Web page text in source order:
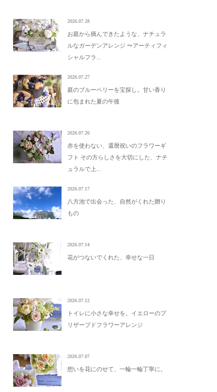
2026.07.28
お庭から摘んできたような、ナチュラ
ルなガーデンアレンジ 〜アーティフィ
シャルフラ...
2026.07.27
庭のブルーベリーを宝探し。甘い香り
に包まれた夏の午後
2026.07.26
赤を使わない、還暦祝いのフラワーギ
フト その方らしさを大切にした、ナチ
ュラルで上...
2026.07.17
八方池で出会った、自然がくれた贈り
もの
2026.07.14
花がつないでくれた、幸せな一日
2026.07.12
トイレに小さな幸せを。イエローのプ
リザーブドフラワーアレンジ
2026.07.07
想いを花にのせて、一輪一輪丁寧に。